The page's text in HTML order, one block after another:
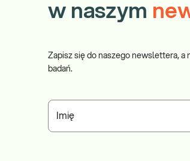
w naszym
Zapisz się do naszego newslettera,
badań.
Imię